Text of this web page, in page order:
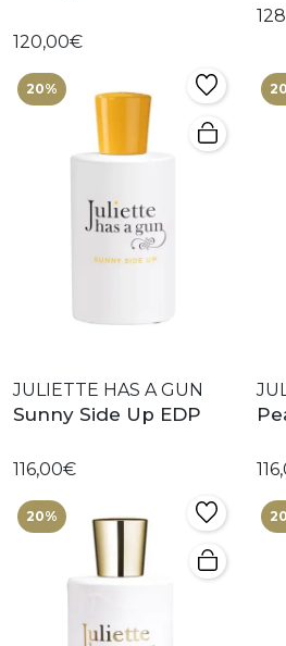
120,00€
20%
JULIETTE HAS A GUN
Sunny Side Up EDP
116,00€
20%